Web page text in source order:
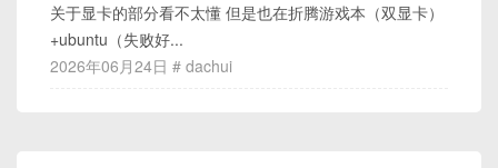
关于显卡的部分看不太懂 但是也在折腾游戏本（双显卡）
+ubuntu（失败好...
2026年06月24日 # dachui